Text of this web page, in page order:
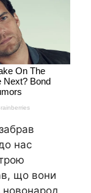
нас
що вони
новонарод